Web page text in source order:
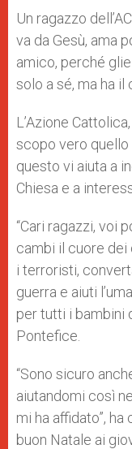
Un ragazzo
va da Gesù, ama
amico, perché
solo a sé, ma ha il
L’Azione
scopo vero quello
questo vi aiuta a
Chiesa e a
“Cari ragazzi, voi
cambi il cuore
i terroristi,
guerra e aiuti
per tutti i bambini
Pontefice.
“Sono sicuro
aiutandomi così
mi ha affidato”,
buon Natale ai